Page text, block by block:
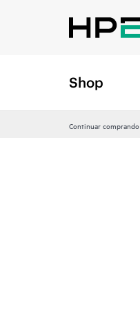
Shop
Continuar comprando